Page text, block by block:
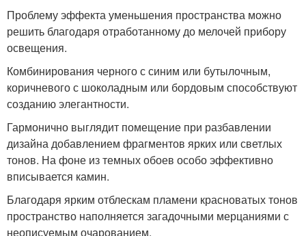
Проблему эффекта уменьшения пространства можно
решить благодаря отработанному до мелочей прибору
освещения.
Комбинирования черного с синим или бутылочным,
коричневого с шоколадным или бордовым способствуют
созданию элегантности.
Гармонично выглядит помещение при разбавлении
дизайна добавлением фрагментов ярких или светлых
тонов. На фоне из темных обоев особо эффективно
вписывается камин.
Благодаря ярким отблескам пламени красноватых тонов
пространство наполняется загадочными мерцаниями с
неописуемым очарованием.